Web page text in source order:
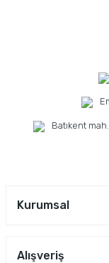
Batıkent
Kurumsal
Alışveriş